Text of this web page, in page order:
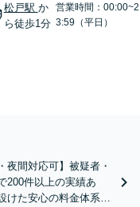
松戸駅 か
ら徒歩1分
営業時間：00:00~2
3:59（平日）
夜間対応可】被疑者・
200件以上の実績あ
けた安心の料金体系で